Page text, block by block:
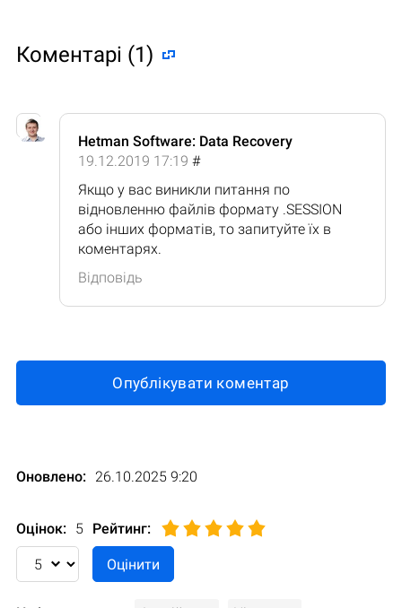
Коментарі (1)
Hetman Software: Data Recovery
19.12.2019 17:19 #
Якщо у вас виникли питання по
відновленню файлів формату .SESSION
або інших форматів, то запитуйте їх в
коментарях.
Відповідь
Опублікувати коментар
Оновлено: 26.10.2025 9:20
Оцінок: 5 Рейтинг: